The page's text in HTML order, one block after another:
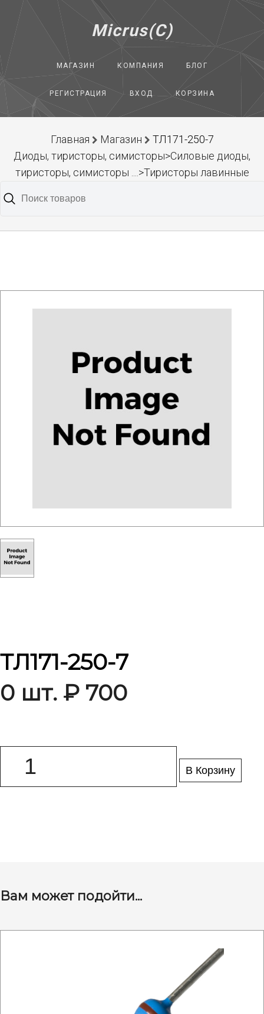
Micrus(C)
МАГАЗИН КОМПАНИЯ БЛОГ
РЕГИСТРАЦИЯ ВХОД КОРЗИНА
Главная Магазин
ТЛ171-250-7
Диоды, тиристоры, симисторы>Силовые диоды,
тиристоры, симисторы ....>Тиристоры лавинные
ТЛ171-250-7
0 шт. ₽ 700
В Корзину
Вам может подойти...